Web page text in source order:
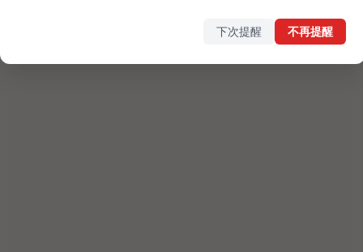
下次提醒 不再提醒